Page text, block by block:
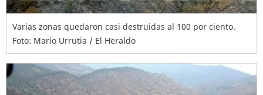
Varias zonas quedaron casi destruidas al 100 por ciento.
Foto: Mario Urrutia / El Heraldo